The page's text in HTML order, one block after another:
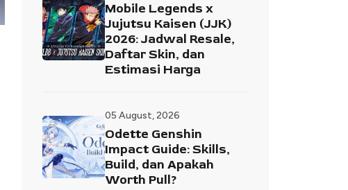
Mobile Legends x
Jujutsu Kaisen (JJK)
2026: Jadwal Resale,
Daftar Skin, dan
Estimasi Harga
05 August, 2026
Odette Genshin
Impact Guide: Skills,
Build, dan Apakah
Worth Pull?